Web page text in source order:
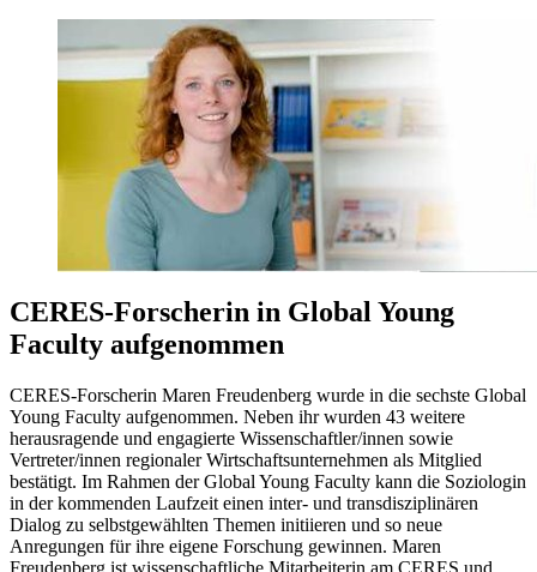
CERES-Forscherin in Global Young
Faculty aufgenommen
CERES-Forscherin Maren Freudenberg wurde in die sechste Global
Young Faculty aufgenommen. Neben ihr wurden 43 weitere
herausragende und engagierte Wissenschaftler/innen sowie
Vertreter/innen regionaler Wirtschaftsunternehmen als Mitglied
bestätigt. Im Rahmen der Global Young Faculty kann die Soziologin
in der kommenden Laufzeit einen inter- und transdisziplinären
Dialog zu selbstgewählten Themen initiieren und so neue
Anregungen für ihre eigene Forschung gewinnen. Maren
Freudenberg ist wissenschaftliche Mitarbeiterin am CERES und